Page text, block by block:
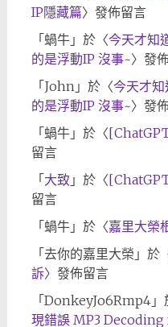
IP隱藏篇〉發佈留言
「 蝸牛」於〈今天才知
的是浮動IP 沒事~〉發
「 John」於〈今天才知
的是浮動IP 沒事~〉發
「 蝸牛」於〈
留言
「 大致 」於〈
留言
「 蝸牛」於〈嘉里大榮
「 去你的嘉里大榮 」於
訴〉發佈留言
「 DonkeyJo6Rmp4」
現錯誤 MP3